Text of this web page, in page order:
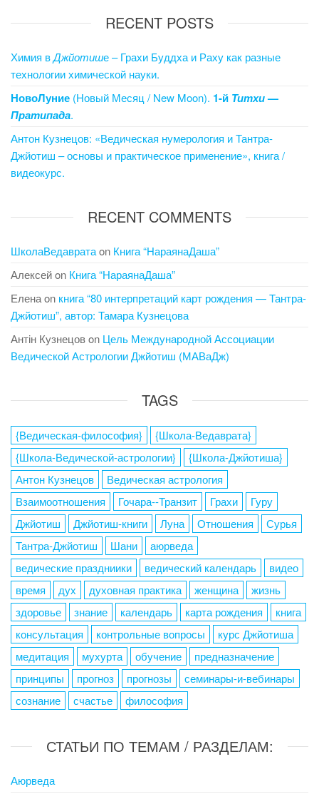
RECENT POSTS
Химия вДжйотише – Грахи Буддха и Раху как разные
технологии химической науки.
НовоЛуние (Новый Месяц / New Moon). 1-й Титхи—
Пратипада.
Антон Кузнецов: «Ведическая нумерология и Тантра-
Джйотиш – основы и практическое применение», книга /
видеокурс.
RECENT COMMENTS
ШколаВедавратаon Книга “НараянаДаша”
Алексейon Книга “НараянаДаша”
Еленаon книга “80 интерпретаций карт рождения — Тантра-
Джйотиш”, автор: Тамара Кузнецова
Антін Кузнецовon Цель Международной Ассоциации
Ведической Астрологии Джйотиш (МАВаДж)
TAGS
{Ведическая-философия}
{Школа-Ведаврата}
{Школа-Ведической-астрологии}
{Школа-Джйотиша}
Антон Кузнецов
Ведическая астрология
Взаимоотношения
Гочара--Транзит Грахи
Гуру
Джйотиш
Джйотиш-книги Луна Отношения
Сурья
Тантра-Джйотиш
Шани
аюрведа
ведические праздниики
ведический календарь
видео
время
дух духовная практика женщина
жизнь
здоровье
знание календарь карта рождения
книга
консультация
контрольные вопросы
курс Джйотиша
медитация
мухурта обучение
предназначение
принципы
прогноз прогнозы
семинары-и-вебинары
сознание
счастье философия
СТАТЬИ ПО ТЕМАМ / РАЗДЕЛАМ:
Аюрведа